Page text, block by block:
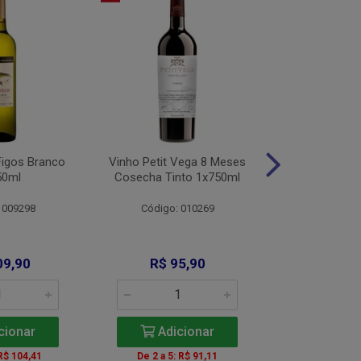
Branco
104,41
Vinho Petit Vega 8 Meses
Cosecha Tinto 1x750ml
Código: 010269
R$ 95,90
Adicionar
De 2 a 5: R$ 91,11